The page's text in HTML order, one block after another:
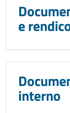
e
interno